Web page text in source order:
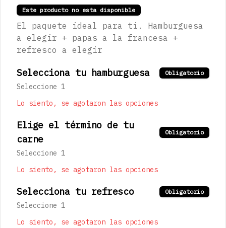
$123.00
Nao
jugo de lychee, jugo de
arándano y limón.
$123.00
(300ml)
$123.00
Este producto no esta disponible
El paquete ideal para ti. Hamburguesa
a elegir + papas a la francesa +
refresco a elegir
Selecciona tu hamburguesa Obligatorio
Seleccione 1
Lo siento, se agotaron las opciones
Elige el término de tu
carne
Obligatorio
Seleccione 1
Lo siento, se agotaron las opciones
Selecciona tu refresco Obligatorio
Seleccione 1
Lo siento, se agotaron las opciones